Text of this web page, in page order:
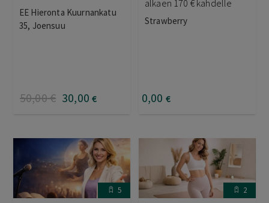
EE Hieronta Kuurnankatu
35, Joensuu
50,00€ 30,00 €
alkaen 170 € kahdelle
Strawberry
0,00 €
5 2